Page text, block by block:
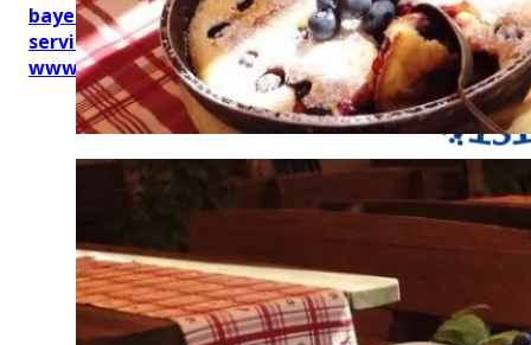
bayerischekueche@btg-
service.de
www.btg-service.de